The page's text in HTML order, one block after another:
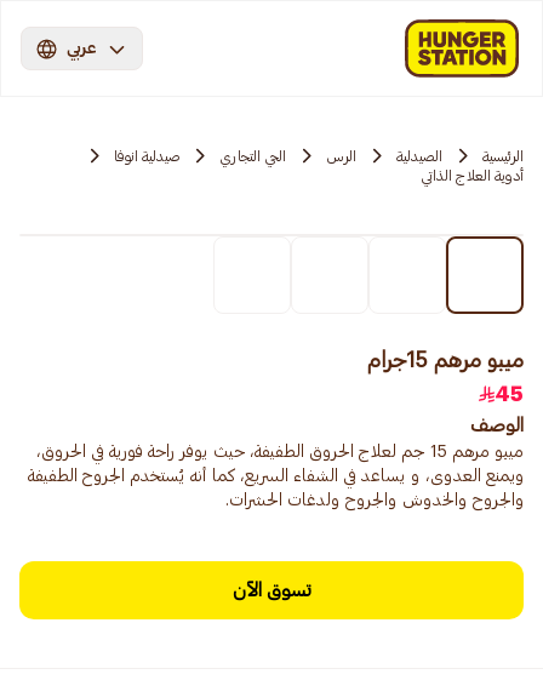
عربي
الرئيسية الصيدلية الرس الحي التجاري
صيدلية انوفا
أدوية العلاج الذاتي
ميبو مرهم 15جرام
45
الوصف
ميبو مرهم 15 جم لعلاج الحروق الطفيفة، حيث يوفر راحة فورية في الحروق،
ويمنع العدوى، و يساعد في الشفاء السريع، كما أنه يُستخدم الجروح الطفيفة
والجروح والخدوش والجروح ولدغات الحشرات.
تسوق الآن